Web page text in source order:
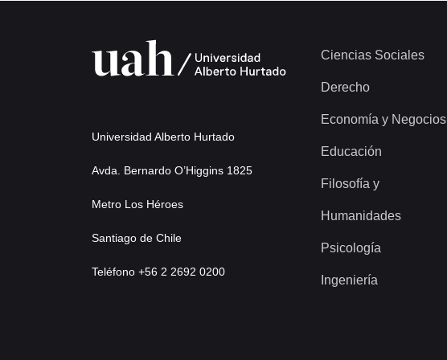
Universidad Alberto Hurtado
Avda. Bernardo O’Higgins 1825
Metro Los Héroes
Santiago de Chile
Teléfono +56 2 2692 0200
Ciencias Sociales
Derecho
Economía y Negocios
Educación
Filosofía y
Humanidades
Psicología
Ingeniería